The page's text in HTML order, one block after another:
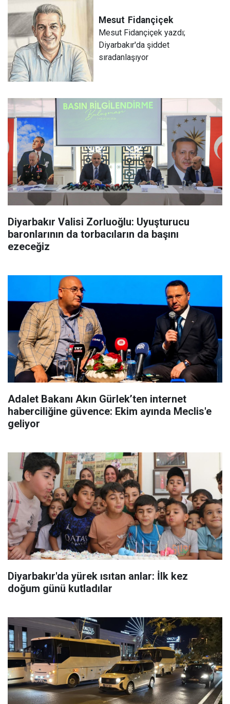
Mesut Fidançiçek
Mesut Fidançiçek yazdı;
Diyarbakır'da şiddet
sıradanlaşıyor
Diyarbakır Valisi Zorluoğlu: Uyuşturucu
baronlarının da torbacıların da başını
ezeceğiz
Adalet Bakanı Akın Gürlek’ten internet
haberciliğine güvence: Ekim ayında Meclis'e
geliyor
Diyarbakır'da yürek ısıtan anlar: İlk kez
doğum günü kutladılar